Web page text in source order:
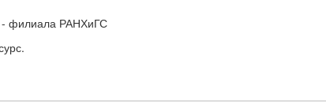
- филиала РАНХиГС